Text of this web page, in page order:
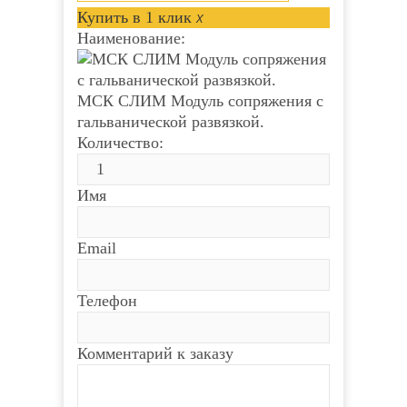
CTV-M4704AHD Цветной
монитор
Количество:
Имя
Email
CTV-M4704AHD Цветной
монитор
Количество:
Имя
Email
Купить в 1 клик x
Наименование:
МСК СЛИМ Модуль сопряжения с
гальванической развязкой.
Количество:
Имя
Email
Телефон
Комментарий к заказу